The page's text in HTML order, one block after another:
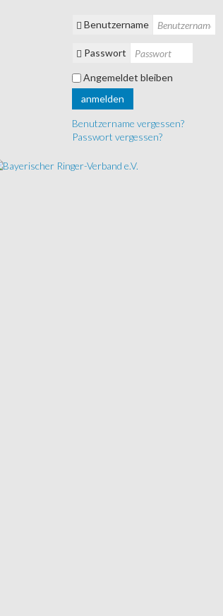
Benutzername
Passwort
Angemeldet bleiben
anmelden
Benutzername vergessen?
Passwort vergessen?